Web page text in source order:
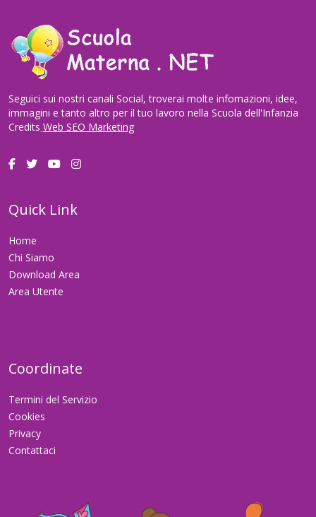
Seguici sui nostri canali Social, troverai molte infomazioni, idee,
immagini e tanto altro per il tuo lavoro nella Scuola dell'Infanzia
Credits Web SEO Marketing
Quick Link
Home
Chi Siamo
Download Area
Area Utente
Coordinate
Termini del Servizio
Cookies
Privacy
Contattaci